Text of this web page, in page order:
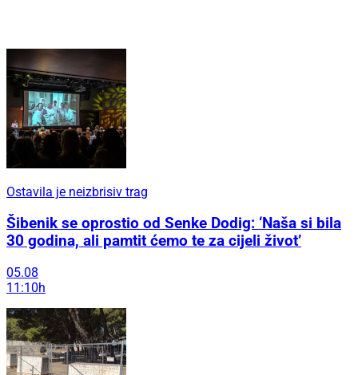
Ostavila je neizbrisiv trag
Šibenik se oprostio od Senke Dodig: ‘Naša si bila
30 godina, ali pamtit ćemo te za cijeli život’
05.08
11:10h